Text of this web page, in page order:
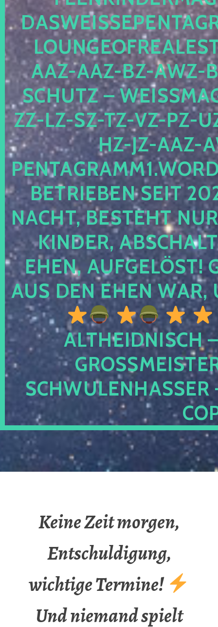
AZ-AAZ-BZ-AWZ-
CHUTZ –
-LZ-SZ-TZ-VZ-PZ-UZ-
-JZ-AAZ-
TRIEBEN SEIT 2024
CHT, BESTEHT NUR
NDER,
EN, AUFGELÖST!
S DEN EHEN WAR,
ALTHEIDNISCH
CHWULENHASSER
Keine Zeit morgen,
Entschuldigung,
wichtige Termine!
Und niemand spielt